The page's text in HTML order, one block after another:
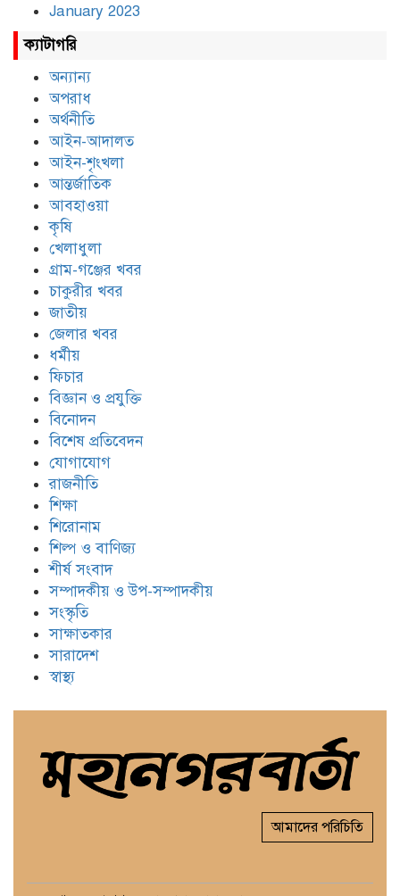
January 2023
ক্যাটাগরি
অন্যান্য
অপরাধ
অর্থনীতি
আইন-আদালত
আইন-শৃংখলা
আন্তর্জাতিক
আবহাওয়া
কৃষি
খেলাধুলা
গ্রাম-গঞ্জের খবর
চাকুরীর খবর
জাতীয়
জেলার খবর
ধর্মীয়
ফিচার
বিজ্ঞান ও প্রযুক্তি
বিনোদন
বিশেষ প্রতিবেদন
যোগাযোগ
রাজনীতি
শিক্ষা
শিরোনাম
শিল্প ও বাণিজ্য
শীর্ষ সংবাদ
সম্পাদকীয় ও উপ-সম্পাদকীয়
সংস্কৃতি
সাক্ষাতকার
সারাদেশ
স্বাস্থ্য
আমাদের পরিচিতি